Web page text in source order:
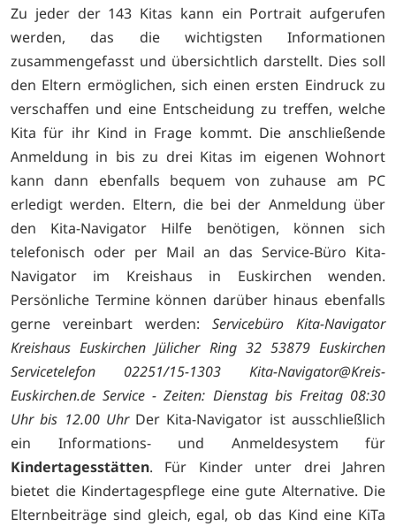
Zu jeder der 143 Kitas kann ein Portrait aufgerufen
werden, das die wichtigsten Informationen
zusammengefasst und übersichtlich darstellt. Dies soll
den Eltern ermöglichen, sich einen ersten Eindruck zu
verschaffen und eine Entscheidung zu treffen, welche
Kita für ihr Kind in Frage kommt. Die anschließende
Anmeldung in bis zu drei Kitas im eigenen Wohnort
kann dann ebenfalls bequem von zuhause am PC
erledigt werden. Eltern, die bei der Anmeldung über
den Kita-Navigator Hilfe benötigen, können sich
telefonisch oder per Mail an das Service-Büro Kita-
Navigator im Kreishaus in Euskirchen wenden.
Persönliche Termine können darüber hinaus ebenfalls
gerne vereinbart werden: Servicebüro Kita-Navigator
Kreishaus Euskirchen Jülicher Ring 32 53879 Euskirchen
Servicetelefon 02251/15-1303
Kita-Navigator@Kreis-
Euskirchen.de Service - Zeiten: Dienstag bis Freitag 08:30
Uhr bis 12.00 UhrDer Kita-Navigator ist ausschließlich
ein Informations- und Anmeldesystem für
Kindertagesstätten. Für Kinder unter drei Jahren
bietet die Kindertagespflege eine gute Alternative. Die
Elternbeiträge sind gleich, egal, ob das Kind eine KiTa